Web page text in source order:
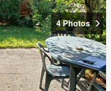
4 Photos